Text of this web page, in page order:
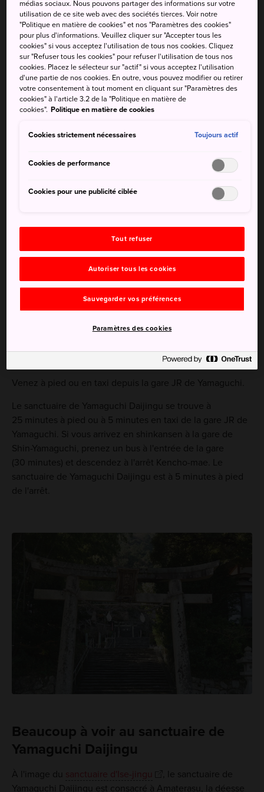
d'un égard ausanctuaire d'Ise-jingu dans la préfecture
de Mie
. Connu sous le nom de « Sanctuaire Ise-jingu du
Japon de l'ouest », le sanctuaire de Yamaguchi Daijingu a
été construit en 1520 en s'inspirant de son célèbre
homologue.
Franchissez le portail torii avant de grimper les marches
en pente douce menant aux sanctuaires. Les sanctuaires
par une clôture, mais il vous reste de nombreux autres
Les statuettes de chevaux en bois
La grande lanterne de pierre à côté de l'étang
Le musée préfectoral d'art de Yamaguchi, situé à
Comment s'y rendre
Venez à pied ou en taxi depuis la gare JR de Yamaguchi.
Le sanctuaire de Yamaguchi Daijingu se trouve à
25 minutes à pied ou à 5 minutes en taxi de la gare JR de
Yamaguchi. Si vous arrivez en shinkansen à la gare de
Shin-Yamaguchi, prenez un bus à l'entrée de la gare
(30 minutes) et descendez à l'arrêt Kencho-mae. Le
sanctuaire de Yamaguchi Daijingu est à 5 minutes à pied
de l'arrêt.
Beaucoup à voir au sanctuaire de
Yamaguchi Daijingu
À l'image du sanctuaire d'Ise-jingu
, le sanctuaire de
Yamaguchi Daijingu est consacré à Amaterasu, la déesse
médias sociaux. Nous pouvons partager des informations sur votre
utilisation de ce site web avec des sociétés tierces. Voir notre
"Politique en matière de cookies" et nos "Paramètres des cookies"
pour plus d'informations. Veuillez cliquer sur "Accepter tous les
cookies" si vous acceptez l'utilisation de tous nos cookies. Cliquez
sur "Refuser tous les cookies" pour refuser l'utilisation de tous nos
cookies. Placez le sélecteur sur "actif" si vous acceptez l'utilisation
d'une partie de nos cookies. En outre, vous pouvez modifier ou retirer
votre consentement à tout moment en cliquant sur "Paramètres des
cookies" à l'article 3.2 de la "Politique en matière de
cookies". Politique en matière de cookies
Cookies strictement nécessaires Toujours actif
Cookies de performance
Cookies pour une publicité ciblée
Tout refuser
Autoriser tous les cookies
Sauvegarder vos préférences
Paramètres des cookies